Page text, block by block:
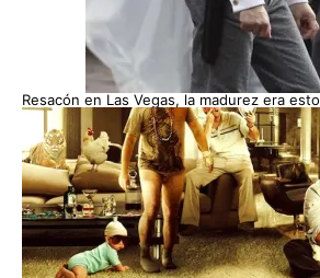
Resacón en Las Vegas, la madurez era esto